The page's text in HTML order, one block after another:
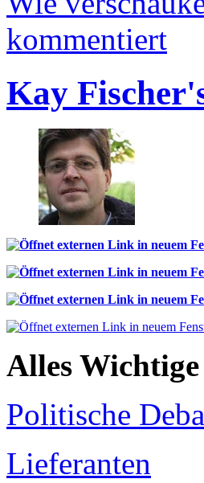
kommentiert
Kay
Alles
Politische
Lieferanten